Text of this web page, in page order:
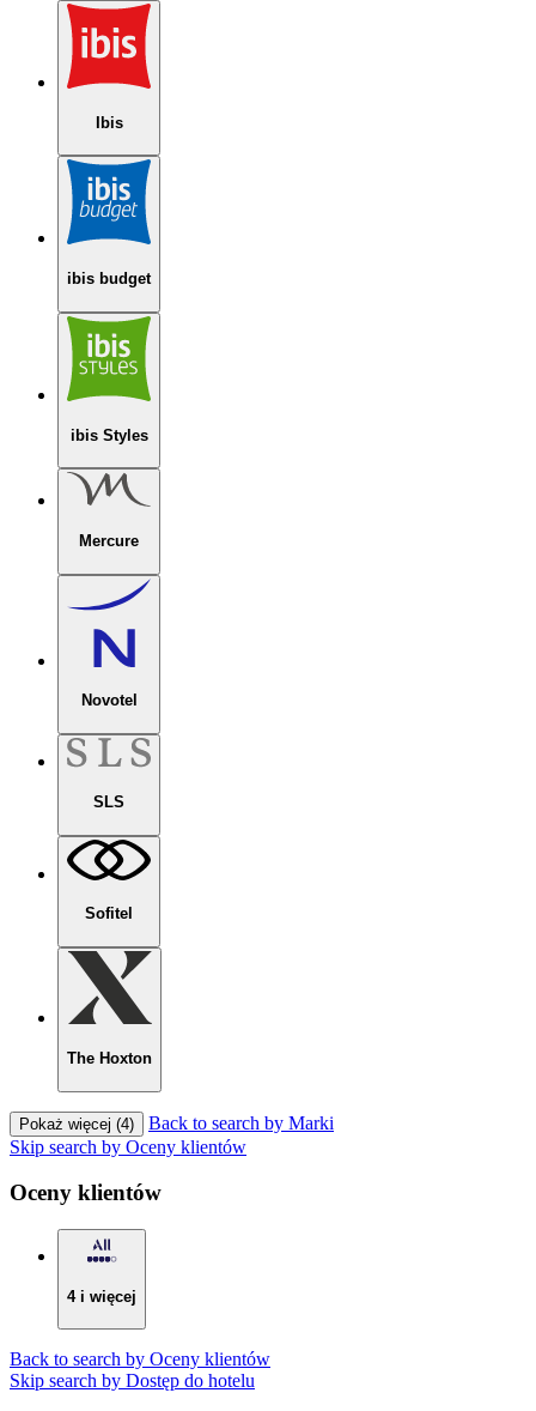
Ibis
ibis budget
ibis Styles
Mercure
Novotel
SLS
Sofitel
The Hoxton
Pokaż więcej (4)
Back to search by Marki
Skip search by Oceny klientów
Oceny klientów
4 i więcej
Back to search by Oceny klientów
Skip search by Dostęp do hotelu